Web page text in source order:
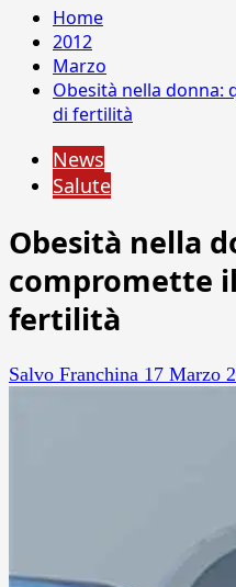
Home
2012
Marzo
Obesità nella
di fertilità
News
Salute
Obesità nella
compromette
fertilità
Salvo Franchina 17 Marzo